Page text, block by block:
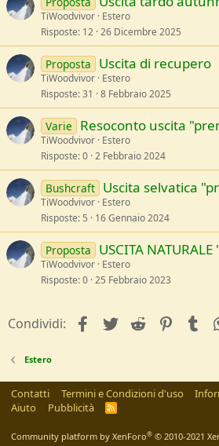
TiWoodvivor Estero
Risposte 12 26 Dicembre 2025
Proposta Uscita di recupero
TiWoodvivor Estero
Risposte 31 8 Febbraio 2025
Varie Resoconto uscita
TiWoodvivor Estero
Risposte 0 2 Febbraio 2024
Bushcraft Uscita selvatica
TiWoodvivor Estero
Risposte 5 16 Gennaio 2024
Proposta USCITA NATURALE
TiWoodvivor Estero
Risposte 0 25 Febbraio 2023
Condividi: facebookTwitterReddit
Estero
Contatti Termini e Condizioni d'uso
Aiuto
Pubblicità
R
Community platform by XenForo® © 2010-2021